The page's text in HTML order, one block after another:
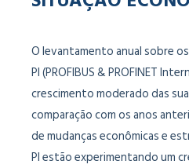
O levantamento anual sobre
PI (PROFIBUS & PROFINET
crescimento moderado das
comparação com os anos
de mudanças econômicas e
PI estão experimentando um